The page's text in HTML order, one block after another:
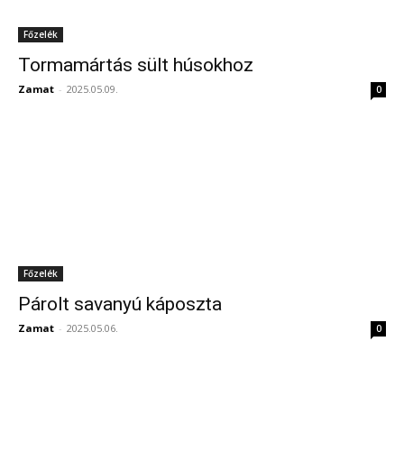
Főzelék
Tormamártás sült húsokhoz
Zamat - 2025.05.09. 0
Főzelék
Párolt savanyú káposzta
Zamat - 2025.05.06. 0